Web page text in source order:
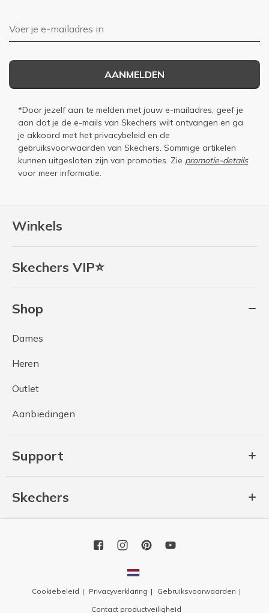
Winkels
Skechers VIP⭐
Shop
Dames
Heren
Outlet
Aanbiedingen
Support
Skechers
E-mailadres
AANMELDEN
*Door jezelf aan te melden met jouw e-mailadres, geef je
aan dat je de e-mails van Skechers wilt ontvangen en ga
je akkoord met het privacybeleid en de
gebruiksvoorwaarden van Skechers. Sommige artikelen
kunnen uitgesloten zijn van promoties. Zie promotie-details
voor meer informatie.
Cookiebeleid Privacyverklaring
Gebruiksvoorwaarden
Contact productveiligheid